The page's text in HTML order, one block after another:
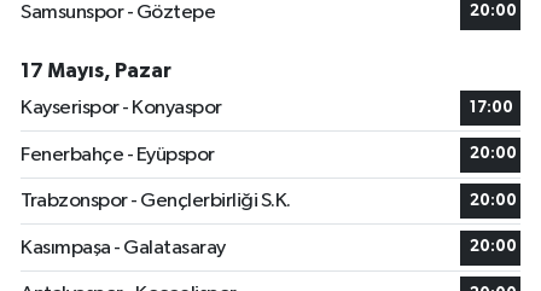
Samsunspor - Göztepe 20:00
17 Mayıs, Pazar
Kayserispor - Konyaspor
17:00
Fenerbahçe - Eyüpspor 20:00
Trabzonspor - Gençlerbirliği S.K. 20:00
Kasımpaşa - Galatasaray 20:00